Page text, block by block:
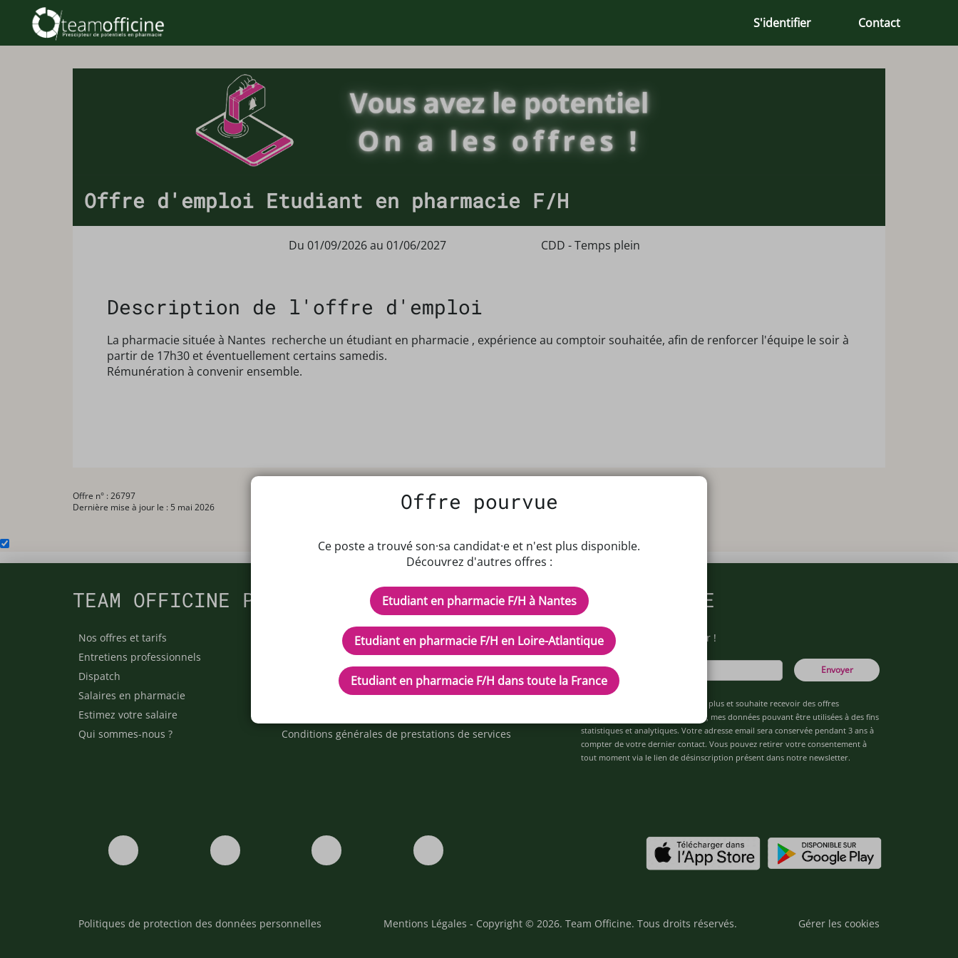
S'identifier Contact
Offre d'emploi Etudiant en pharmacie F/H
Du 01/09/2026 au 01/06/2027 CDD - Temps plein
Description de l'offre d'emploi
La pharmacie située à Nantes recherche un étudiant en pharmacie , expérience au comptoir souhaitée, afin de renforcer l'équipe le soir à
partir de 17h30 et éventuellement certains samedis.
Rémunération à convenir ensemble.
Offre n° : 26797
Dernière mise à jour le : 5 mai 2026
Offre pourvue
Ce poste a trouvé son·sa candidat·e et n'est plus disponible.
Découvrez d'autres offres :
Etudiant en pharmacie F/H à Nantes
Etudiant en pharmacie F/H en Loire-Atlantique
Etudiant en pharmacie F/H dans toute la France
TEAM OFFICINE PRESCRIPTEUR DE POTENTIELS EN PHARMACIE
Nos offres et tarifs
Entretiens professionnels
Dispatch
Salaires en pharmacie
Estimez votre salaire
Qui sommes-nous ?
Besoin d'aide ?
Contactez-nous
Notre espace alternance
Conditions générales de prestations de services
Inscrivez-vous à notre newsletter !
Envoyer
Je déclare être âgé(e) de 16 ans ou plus et souhaite recevoir des offres
personnalisées de "Team Officine", mes données pouvant être utilisées à des fins
statistiques et analytiques. Votre adresse email sera conservée pendant 3 ans à
compter de votre dernier contact. Vous pouvez retirer votre consentement à
tout moment via le lien de désinscription présent dans notre newsletter.
Politiques de protection des données personnelles Mentions Légales - Copyright © 2026. Team Officine. Tous droits réservés. Gérer les cookies